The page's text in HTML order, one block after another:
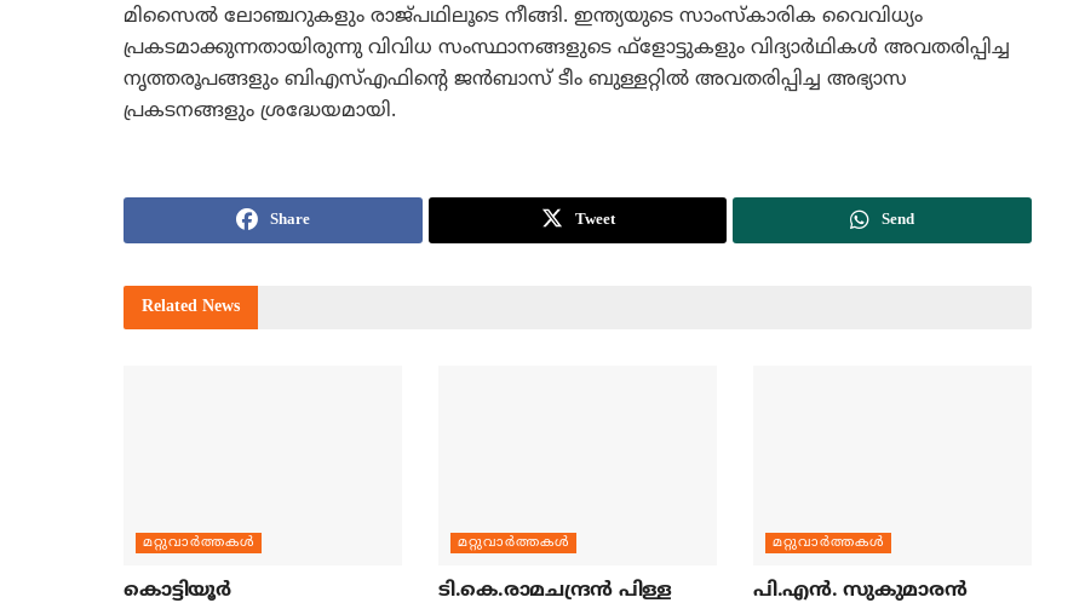
മിസൈല്‍ ലോഞ്ചറുകളും രാജ്പഥിലൂടെ നീങ്ങി. ഇന്ത്യയുടെ സാംസ്‌കാരിക വൈവിധ്യം
പ്രകടമാക്കുന്നതായിരുന്നു വിവിധ സംസ്ഥാനങ്ങളുടെ ഫ്‌ളോട്ടുകളും വിദ്യാര്‍ഥികള്‍ അവതരിപ്പിച്ച
നൃത്തരൂപങ്ങളും ബിഎസ്എഫിന്റെ ജന്‍ബാസ് ടീം ബുള്ളറ്റില്‍ അവതരിപ്പിച്ച അഭ്യാസ
പ്രകടനങ്ങളും ശ്രദ്ധേയമായി.
Share Tweet Send
Related News
മറ്റുവാര്‍ത്തകള്‍
കൊട്ടിയൂര്‍
മറ്റുവാര്‍ത്തകള്‍
ടി.കെ.രാമചന്ദ്രന്‍ പിള്ള
മറ്റുവാര്‍ത്തകള്‍
പി.എന്‍. സുകുമാരന്‍